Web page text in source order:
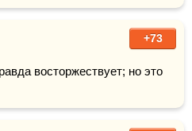
+73
восторжествует; но это